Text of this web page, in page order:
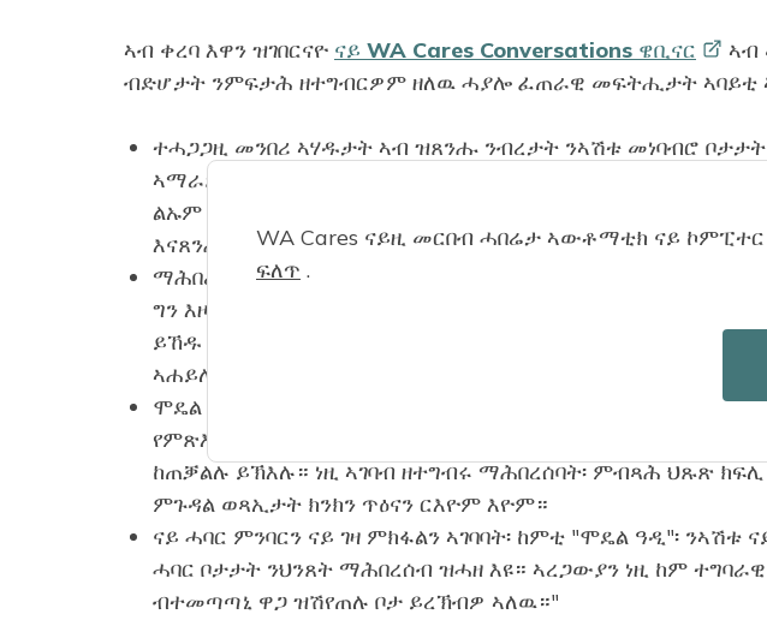
ኣብ ቀረባ እዋን ዝገበርናዮ ናይ WA Cares Conversations ዌቢናር
ኣብ
ብድሆታት ንምፍታሕ ዘተግብርዎም ዘለዉ ሓያሎ ፈጠራዊ መፍትሒታት ኣባይቲ
ተሓጋጋዚ መንበሪ ኣሃዱታት ኣብ ዝጸንሑ ንብረታት ንኣሽቱ መነባብሮ
ኣማራጺታት ይህቡ። ዝጎደለ ማእከላይ ኣባይቲ ናብ ትራንዚትን ኣገልግሎታትን
ልኡም ጽቕጥቕጥ ዘለዎም ኣማራጺታት ኣባይቲ ይፈጥር። እዞም ዲዛይናት
እናጸንሑ ስፍሓቶም ከጉድሉ የኽእሎም።
ማሕበረሰባት ዝተሰርሑን ተንቀሳቐስቲ ገዛውትን ንብዙሓት ኣረጋውያን
ግን እዞም ማሕበረሰባት መብዛሕትኡ ግዜ ኣብ ክቡር መሬት ኮፍ ኢሎም
ይኸዱ ኣለዉ። ኣብ ቀረባ እዋን ዝወጸ ሕጊ፡ ነበርቲ ብኣውፈርቲ ኣብ ሓደጋ
ኣሐይሉ፡ ነዞም ብተመጣጣኒ ዋጋ ዝሽየጡ ኣማራጺታት ኣባይቲ ንምዕቃብ
ሞዴል ኣገልግሎት ኣረጋውያን ኣባይቲ ፕላስ ኣገደስቲ ኣገልግሎታት ብቐጥታ
የምጽእ እዩ። እዚኦም ድማ መርመራ ጥዕና፡ ደገፍ ኣመጋግባ፡ ትምህርታዊ
ከጠቓልሉ ይኽእሉ። ነዚ ኣገባብ ዘተግብሩ ማሕበረሰባት፡ ምብጻሕ ህጹጽ
ምጉዳል ወጻኢታት ክንክን ጥዕናን ርእዮም እዮም።
ናይ ሓባር ምንባርን ናይ ገዛ ምክፋልን ኣገባባት፡ ከምቲ "ሞዴል ዓዲ"፡
ሓባር ቦታታት ንህንጸት ማሕበረሰብ ዝሓዘ እዩ። ኣረጋውያን ነዚ ከም
ብተመጣጣኒ ዋጋ ዝሽየጠሉ ቦታ ይረኽብዎ ኣለዉ።"
WA Cares ናይዚ መርበብ ሓበሬታ ኣውቶማቲክ ናይ
ፍለጥ .